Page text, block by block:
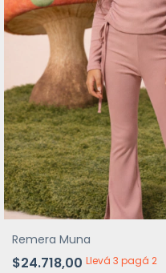
Remera Muna
$24.718,00 Llevá 3 pagá 2